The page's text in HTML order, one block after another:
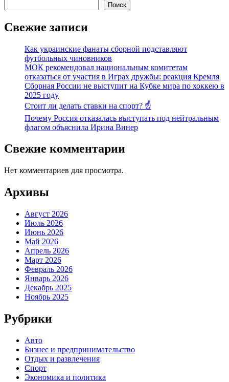
Поиск
Свежие записи
Как украинские фанаты сборной подставляют
футбольных чиновников
МОК рекомендовал национальным комитетам
отказаться от участия в Играх дружбы: реакция Кремля
Сборная России не выступит на Кубке мира по хоккею в
2025 году
Стоит ли делать ставки на спорт? ☝️
Почему Россия отказалась выступать под нейтральным
флагом объяснила Ирина Винер
Свежие комментарии
Нет комментариев для просмотра.
Архивы
Август 2026
Июль 2026
Июнь 2026
Май 2026
Апрель 2026
Март 2026
Февраль 2026
Январь 2026
Декабрь 2025
Ноябрь 2025
Рубрики
Авто
Бизнес и предпринимательство
Отдых и развлечения
Спорт
Экономика и политика